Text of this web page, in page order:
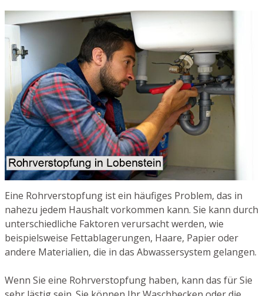
Eine Rohrverstopfung ist ein häufiges Problem, das in
nahezu jedem Haushalt vorkommen kann. Sie kann durch
unterschiedliche Faktoren verursacht werden, wie
beispielsweise Fettablagerungen, Haare, Papier oder
andere Materialien, die in das Abwassersystem gelangen.
Wenn Sie eine Rohrverstopfung haben, kann das für Sie